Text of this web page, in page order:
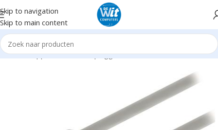
Skip to navigation
Skip to main content
Home Supplies Kabels en pluggen Netwerk